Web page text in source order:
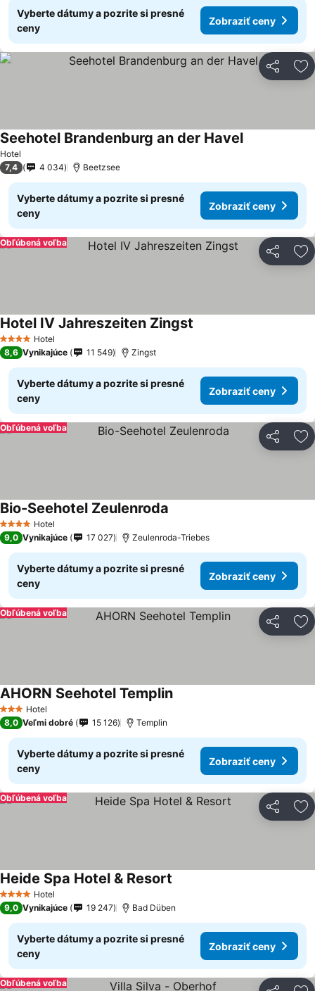
Vyberte dátumy a pozrite si presné
ceny
Zobraziť ceny
Zdieľať
Hotel
Seehotel Brandenburg an der Havel
7,4 4 034 Beetzsee
Vyberte dátumy a pozrite si presné
ceny
Zobraziť ceny
Zdieľať
Obľúbená voľba
4 Počet hviezdičiek
Hotel
Hotel IV Jahreszeiten Zingst
8,6 Vynikajúce 11 549 Zingst
Vyberte dátumy a pozrite si presné
ceny
Zobraziť ceny
Zdieľať
Obľúbená voľba
4 Počet hviezdičiek
Hotel
Bio-Seehotel Zeulenroda
9,0 Vynikajúce 17 027 Zeulenroda-Triebes
Vyberte dátumy a pozrite si presné
ceny
Zobraziť ceny
Zdieľať
Obľúbená voľba
3 Počet hviezdičiek
Hotel
AHORN Seehotel Templin
8,0 Veľmi dobré 15 126 Templin
Vyberte dátumy a pozrite si presné
ceny
Zobraziť ceny
Zdieľať
Obľúbená voľba
4 Počet hviezdičiek
Hotel
Heide Spa Hotel & Resort
9,0 Vynikajúce 19 247 Bad Düben
Vyberte dátumy a pozrite si presné
ceny
Zobraziť ceny
Obľúbená voľba